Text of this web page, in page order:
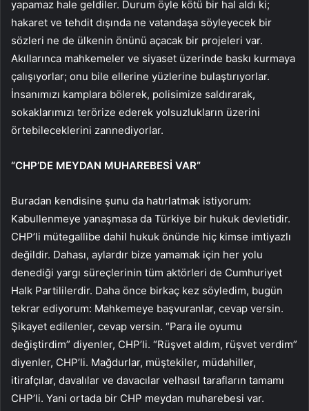
yapamaz hale geldiler. Durum öyle kötü bir hal aldı ki;
hakaret ve tehdit dışında ne vatandaşa söyleyecek bir
sözleri ne de ülkenin önünü açacak bir projeleri var.
Akıllarınca mahkemeler ve siyaset üzerinde baskı kurmaya
çalışıyorlar; onu bile ellerine yüzlerine bulaştırıyorlar.
İnsanımızı kamplara bölerek, polisimize saldırarak,
sokaklarımızı terörize ederek yolsuzlukların üzerini
örtebileceklerini zannediyorlar.
“CHP’DE MEYDAN MUHAREBESİ VAR”
Buradan kendisine şunu da hatırlatmak istiyorum:
Kabullenmeye yanaşmasa da Türkiye bir hukuk devletidir.
CHP’li mütegallibe dahil hukuk önünde hiç kimse imtiyazlı
değildir. Dahası, aylardır bize yamamak için her yolu
denediği yargı süreçlerinin tüm aktörleri de Cumhuriyet
Halk Partililerdir. Daha önce birkaç kez söyledim, bugün
tekrar ediyorum: Mahkemeye başvuranlar, cevap versin.
Şikayet edilenler, cevap versin. “Para ile oyumu
değiştirdim” diyenler, CHP’li. “Rüşvet aldım, rüşvet verdim”
diyenler, CHP’li. Mağdurlar, müştekiler, müdahiller,
itirafçılar, davalılar ve davacılar velhasıl tarafların tamamı
CHP’li. Yani ortada bir CHP meydan muharebesi var.